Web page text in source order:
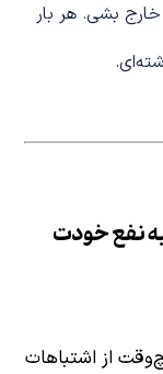
بشی. هر بار
نفع خودت
از اشتباهات